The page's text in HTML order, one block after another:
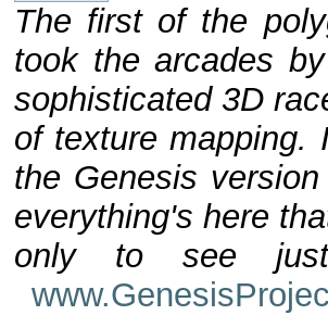
The first of the
took the arcades
sophisticated 3D
of texture mapping.
the Genesis
everything's here
only to see